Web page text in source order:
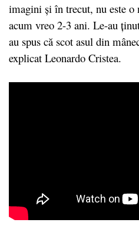
imagini și în trecut, nu este o
acum vreo 2-3 ani. Le-au
au spus că scot asul din
explicat Leonardo Cristea.